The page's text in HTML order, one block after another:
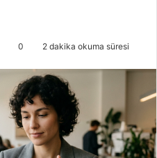
0 2 dakika okuma süresi